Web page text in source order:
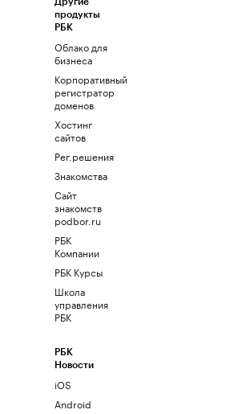
продукты
РБК
Облако для
бизнеса
Корпоративный
регистратор
доменов
Хостинг
сайтов
Рег.решения
Знакомства
Сайт
знакомств
podbor.ru
РБК
Компании
РБК Курсы
Школа
управления
РБК
РБК
Новости
iOS
Android